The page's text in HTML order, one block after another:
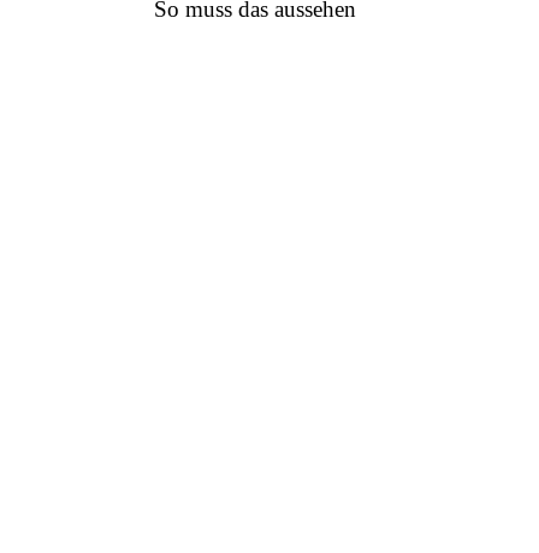
So muss das aussehen